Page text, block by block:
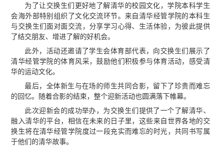
为了让交换生们更好地了解清华的校园文化，学院本科学生
会海外部特别组织了文化交流环节。来自清华经管学院的本科生
与交换生们面对面交流，分享学习心得、生活体验，为彼此提供
了结交朋友、增进了解的好机会。
此外，活动还邀请了学生会体育部代表，向交换生们展示了
清华经管学院的体育风采，鼓励他们积极参与体育活动，感受清
华的运动文化。
最后，全体新生与在场的师生共同合影，留下了珍贵而难忘
的回忆。随着合影的结束，整个迎新活动也圆满落下帷幕。
此次迎新会的成功举办，为交换生们提供了一个了解清华、
融入清华的平台，相信在未来的日子里，这些来自世界各地的交
换生将在清华经管学院度过一段充实而难忘的时光，共同书写属
于他们的清华故事。